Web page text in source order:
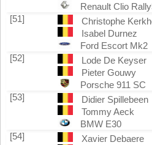
Renault Clio
[51]
Christophe
Isabel Durnez
Ford Escort Mk2
[52]
Lode De Keyser
Pieter Gouwy
Porsche 911 SC
[53]
Didier Spillebeen
Tommy Aeck
BMW E30
[54]
Xavier Debaere